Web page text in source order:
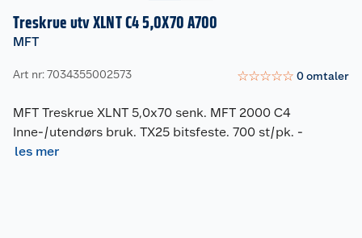
Treskrue utv XLNT C4 5,0X70 A700
MFT
Art nr: 7034355002573 ☆☆☆☆☆ 0omtaler
MFT Treskrue XLNT 5,0x70 senk. MFT 2000 C4
Inne-/utendørs bruk. TX25 bitsfeste. 700 st/pk. -
les mer